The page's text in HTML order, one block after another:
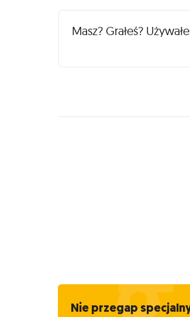
Recenzje
Masz? Grałeś?
Nie przegap